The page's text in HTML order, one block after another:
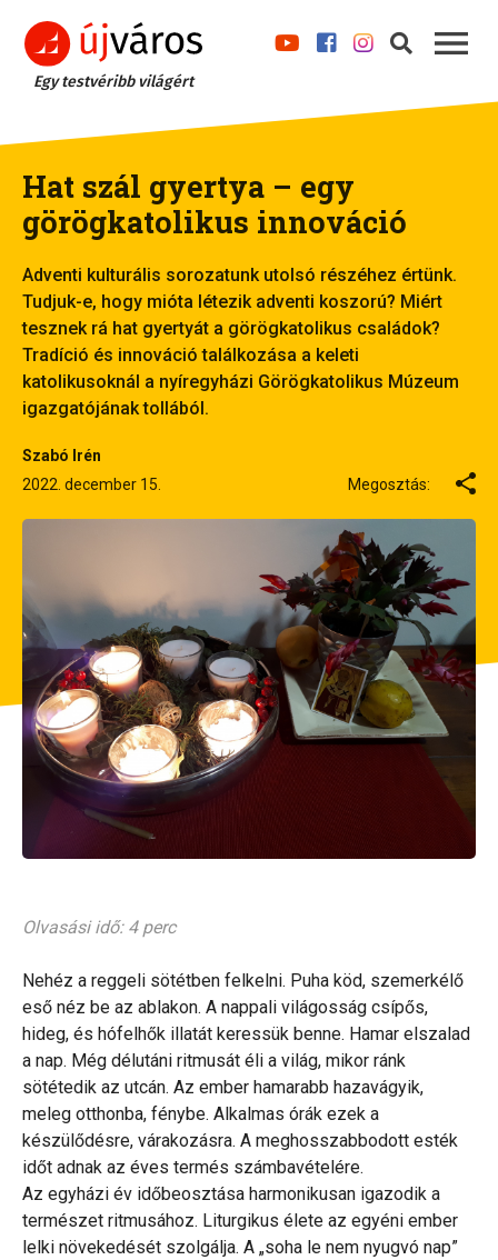
Egy testvéribb világért
Hat szál gyertya – egy
görögkatolikus innováció
Adventi kulturális sorozatunk utolsó részéhez értünk.
Tudjuk-e, hogy mióta létezik adventi koszorú? Miért
tesznek rá hat gyertyát a görögkatolikus családok?
Tradíció és innováció találkozása a keleti
katolikusoknál a nyíregyházi Görögkatolikus Múzeum
igazgatójának tollából.
Szabó Irén
2022. december 15.
Megosztás:
Olvasási idő: 4 perc
Nehéz a reggeli sötétben felkelni. Puha köd, szemerkélő
eső néz be az ablakon. A nappali világosság csípős,
hideg, és hófelhők illatát keressük benne. Hamar elszalad
a nap. Még délutáni ritmusát éli a világ, mikor ránk
sötétedik az utcán. Az ember hamarabb hazavágyik,
meleg otthonba, fénybe. Alkalmas órák ezek a
készülődésre, várakozásra. A meghosszabbodott esték
időt adnak az éves termés számbavételére.
Az egyházi év időbeosztása harmonikusan igazodik a
természet ritmusához. Liturgikus élete az egyéni ember
lelki növekedését szolgálja. A „soha le nem nyugvó nap”